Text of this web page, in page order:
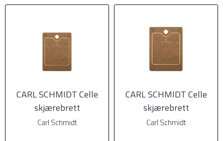
CARL SCHMIDT Celle
skjærebrett
(23,5x17,8xH0.9cm)
Carl Schmidt
CARL SCHMIDT Celle
skjærebrett
29,8x23,5xH0,9cm
Carl Schmidt